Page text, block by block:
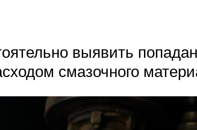
выявить
смазочного